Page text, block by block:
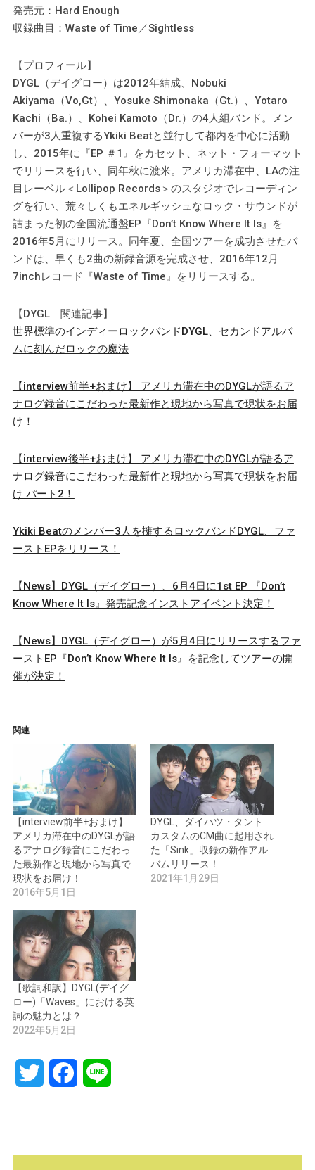
発売元：Hard Enough
収録曲目：Waste of Time／Sightless
【プロフィール】
DYGL（デイグロー）は2012年結成、Nobuki
Akiyama（Vo,Gt）、Yosuke Shimonaka（Gt.）、Yotaro
Kachi（Ba.）、Kohei Kamoto（Dr.）の4人組バンド。メン
バーが3人重複するYkiki Beatと並行して都内を中心に活動
し、2015年に『EP ＃1』をカセット、ネット・フォーマット
でリリースを行い、同年秋に渡米。アメリカ滞在中、LAの注
目レーベル＜Lollipop Records＞のスタジオでレコーディン
グを行い、荒々しくもエネルギッシュなロック・サウンドが
詰まった初の全国流通盤EP『Don’t Know Where It Is』を
2016年5月にリリース。同年夏、全国ツアーを成功させたバ
ンドは、早くも2曲の新録音源を完成させ、2016年12月
7inchレコード『Waste of Time』をリリースする。
【DYGL 関連記事】
世界標準のインディーロックバンドDYGL、セカンドアルバ
ムに刻んだロックの魔法
【interview前半+おまけ】 アメリカ滞在中のDYGLが語るア
ナログ録音にこだわった最新作と現地から写真で現状をお届
け！
【interview後半+おまけ】 アメリカ滞在中のDYGLが語るア
ナログ録音にこだわった最新作と現地から写真で現状をお届
け パート2！
Ykiki Beatのメンバー3人を擁するロックバンドDYGL、ファ
ーストEPをリリース！
【News】DYGL（デイグロー）、6月4日に1st EP 『Don’t
Know Where It Is』発売記念インストアイベント決定！
【News】DYGL（デイグロー）が5月4日にリリースするファ
ーストEP『Don’t Know Where It Is』を記念してツアーの開
催が決定！
関連
【interview前半+おまけ】
アメリカ滞在中のDYGLが語
るアナログ録音にこだわっ
た最新作と現地から写真で
現状をお届け！
2016年5月1日
DYGL、ダイハツ・タント
カスタムのCM曲に起用され
た「Sink」収録の新作アル
バムリリース！
2021年1月29日
【歌詞和訳】DYGL(デイグ
ロー)「Waves」における英
詞の魅力とは？
2022年5月2日
Twitter Facebook